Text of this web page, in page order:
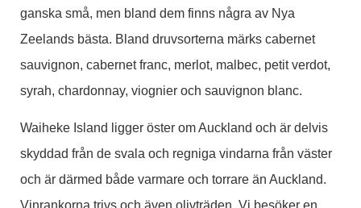
ganska små, men bland dem finns några av Nya
Zeelands bästa. Bland druvsorterna märks cabernet
sauvignon, cabernet franc, merlot, malbec, petit verdot,
syrah, chardonnay, viognier och sauvignon blanc.
Waiheke Island ligger öster om Auckland och är delvis
skyddad från de svala och regniga vindarna från väster
och är därmed både varmare och torrare än Auckland.
Vinrankorna trivs och även olivträden. Vi besöker en